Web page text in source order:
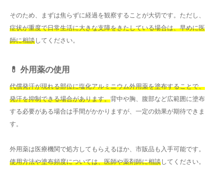
そのため、まずは焦らずに経過を観察することが大切です。ただし、
症状が重度で日常生活に大きな支障をきたしている場合は、早めに医
師に相談 してください。
💊 外用薬の使用
代償発汗が現れる部位に塩化アルミニウム外用薬を塗布することで、
発汗を抑制できる場合があります。背中や胸、腹部など広範囲に塗布
する必要がある場合は手間がかかりますが、一定の効果が期待できま
す。
外用薬は医療機関で処方してもらえるほか、市販品も入手可能です。
使用方法や塗布頻度については、医師や薬剤師に相談 してください。